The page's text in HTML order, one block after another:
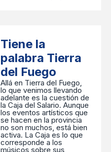
Tiene la
palabra Tierra
del Fuego
Allá en Tierra del Fuego,
lo que venimos llevando
adelante es la cuestión de
la Caja del Salario. Aunque
los eventos artísticos que
se hacen en la provincia
no son muchos, está bien
activa. La Caja es lo que
corresponde a los
músicos sobre sus